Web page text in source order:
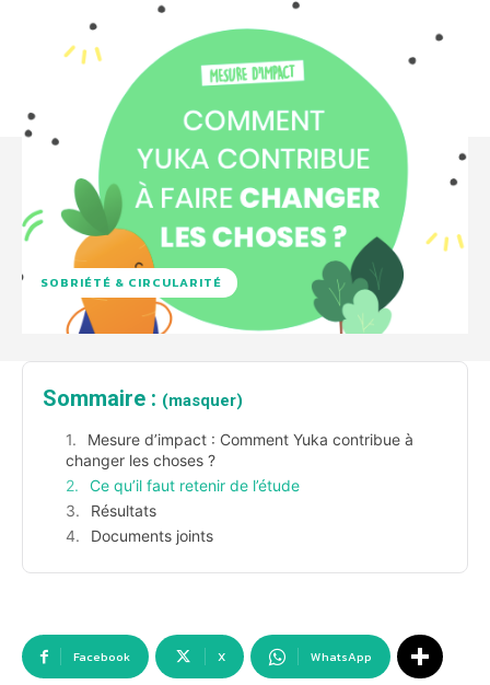
SOBRIÉTÉ & CIRCULARITÉ
Sommaire : (masquer)
Mesure d’impact : Comment Yuka contribue à
changer les choses ?
Ce qu’il faut retenir de l’étude
Résultats
Documents joints
Facebook X WhatsApp